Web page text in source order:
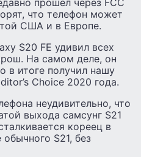
прошел через FCC
что телефон может
США и в Европе.
S20 FE удивил всех
На самом деле, он
в итоге получил нашу
Choice 2020 года.
неудивительно, что
выхода самсунг S21
кореец в
S21, без